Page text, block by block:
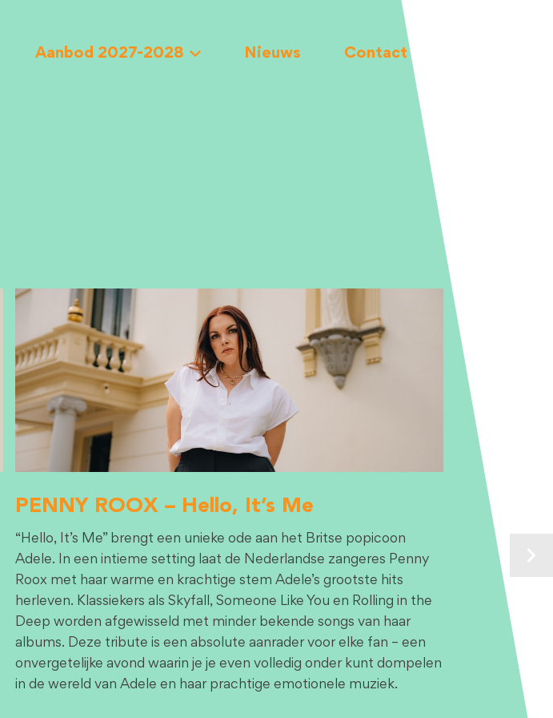
Aanbod 2027-2028 Nieuws Contact
PENNY ROOX – Hello, It’s Me
“Hello, It’s Me” brengt een unieke ode aan het Britse popicoon
Adele. In een intieme setting laat de Nederlandse zangeres Penny
Roox met haar warme en krachtige stem Adele’s grootste hits
herleven. Klassiekers als Skyfall, Someone Like You en Rolling in the
Deep worden afgewisseld met minder bekende songs van haar
albums. Deze tribute is een absolute aanrader voor elke fan – een
onvergetelijke avond waarin je je even volledig onder kunt dompelen
in de wereld van Adele en haar prachtige emotionele muziek.